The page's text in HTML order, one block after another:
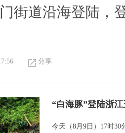
街道沿海登陆，
分享
“白海豚”登陆浙
今天（8月9日）17时30